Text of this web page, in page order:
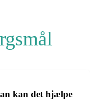
kan det hjælpe